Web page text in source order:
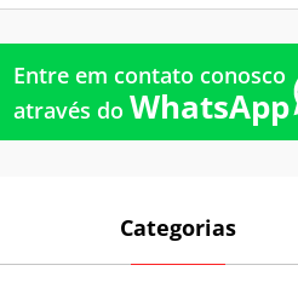
Entre em contato conosco
através do WhatsApp
Categorias